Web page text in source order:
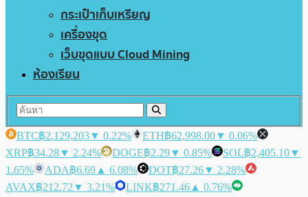
กระเป๋าเก็บเหรียญ
เครื่องขุด
เว็บขุดแบบ Cloud Mining
ห้องเรียน
BTC฿2,129,203▼ 0.22% ETH฿62,998.00▼ 0.06%
XRP฿34.28▼ 2.24% DOGE฿2.29▼ 0.85% SOL฿2,405.10▼
1.65%
ADA฿6.69 ▲ 6.08% DOT฿27.26▼ 2.28%
AVAX฿212.72 ▼ 3.21% LINK฿271.46 ▲ 0.76%